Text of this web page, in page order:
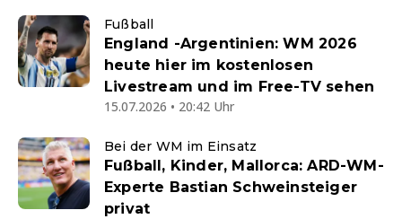
Fußball
England -Argentinien: WM 2026
heute hier im kostenlosen
Livestream und im Free-TV sehen
15.07.2026 • 20:42 Uhr
Bei der WM im Einsatz
Fußball, Kinder, Mallorca: ARD-WM-
Experte Bastian Schweinsteiger
privat